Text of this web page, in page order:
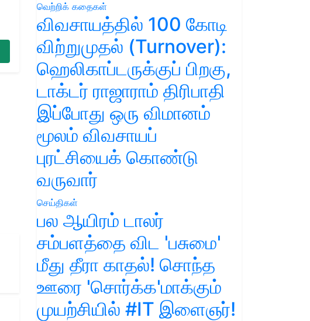
வெற்றிக் கதைகள்
விவசாயத்தில் 100 கோடி
விற்றுமுதல் (Turnover):
ஹெலிகாப்டருக்குப் பிறகு,
டாக்டர் ராஜாராம் திரிபாதி
இப்போது ஒரு விமானம்
மூலம் விவசாயப்
புரட்சியைக் கொண்டு
வருவார்
செய்திகள்
பல ஆயிரம் டாலர்
சம்பளத்தை விட 'பசுமை'
மீது தீரா காதல்! சொந்த
ஊரை 'சொர்க்க'மாக்கும்
முயற்சியில் #IT இளைஞர்!